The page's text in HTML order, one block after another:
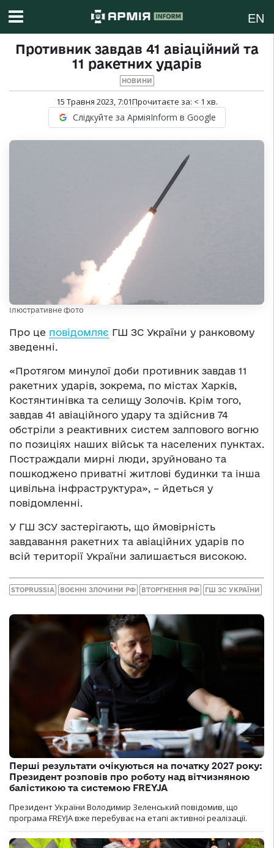
EN
Противник завдав 41 авіаційний та
11 ракетних ударів
НОВИНИ
15 Травня 2023, 7:01Прочитаєте за: < 1 хв.
Слідкуйте за АрміяInform в Google
Ілюстративне фото
Про це повідомляє ГШ ЗС України у ранковому
зведенні.
«Протягом минулої доби противник завдав 11
ракетних ударів, зокрема, по містах Харків,
Костянтинівка та селищу Золочів. Крім того,
завдав 41 авіаційного удару та здійснив 74
обстріли з реактивних систем залпового вогню
по позиціях наших військ та населених пунктах.
Постраждали мирні люди, зруйновано та
пошкоджено приватні житлові будинки та інша
цивільна інфраструктура», – йдеться у
повідомленні.
У ГШ ЗСУ застерігають, що ймовірність
завдавання ракетних та авіаційних ударів по
всій території України залишається високою.
STOPRUSSIA ВОЄННІ ЗЛОЧИНИ РФ ВТОРГНЕННЯ РФ ГШ ЗС УКРАЇНИ
Перші результати очікуються на початку 2027 року:
Президент розповів про роботу над вітчизняною
балістикою та системою FREYJA
Президент України Володимир Зеленський повідомив, що
програма FREYJA вже перебуває на етапі активної реалізації.